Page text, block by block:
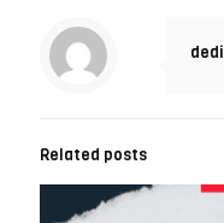
dedi
Related posts